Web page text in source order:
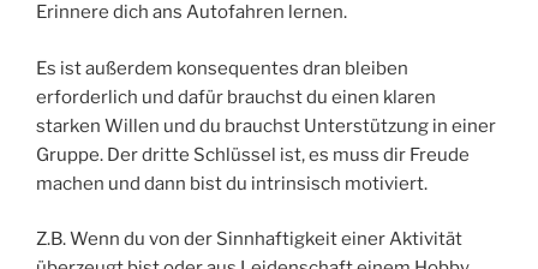
Erinnere dich ans Autofahren lernen.
Es ist außerdem konsequentes dran bleiben
erforderlich und dafür brauchst du einen klaren
starken Willen und du brauchst Unterstützung in einer
Gruppe. Der dritte Schlüssel ist, es muss dir Freude
machen und dann bist du intrinsisch motiviert.
Z.B. Wenn du von der Sinnhaftigkeit einer Aktivität